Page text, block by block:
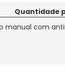
Quantidade
manual com